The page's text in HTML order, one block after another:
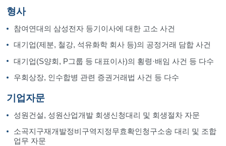
형사
참여연대의 삼성전자 등기이사에 대한 고소 사건
대기업(제분, 철강, 석유화학 회사 등)의 공정거래 담합 사건
대기업(S양회, P그룹 등 대표이사)의 횡령·배임 사건 등 다수
우회상장, 인수합병 관련 증권거래법 사건 등 다수
기업자문
성원건설, 성원산업개발 회생신청대리 및 회생절차 자문
소곡지구재개발정비구역지정무효확인청구소송 대리 및 조합
업무 자문